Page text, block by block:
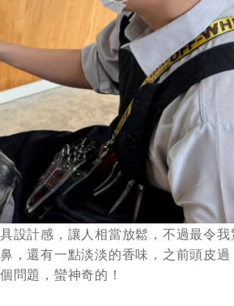
設計感，讓人相當放鬆，不過最令我
，還有一點淡淡的香味，之前頭皮過
問題，蠻神奇的！